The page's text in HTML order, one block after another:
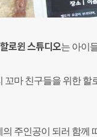
로윈 스튜디오는 아이
꼬마 친구들을 위한 할
의 주인공이 되러 함께